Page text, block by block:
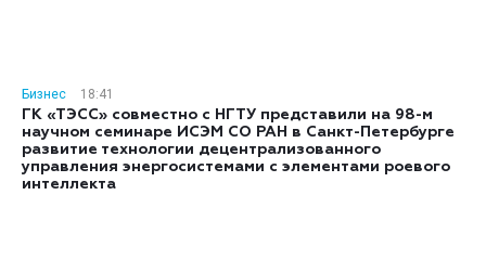
Бизнес
18:41
ГК «ТЭСС» совместно с НГТУ представили на 98-м
научном семинаре ИСЭМ СО РАН в Санкт-Петербурге
развитие технологии децентрализованного
управления энергосистемами с элементами роевого
интеллекта